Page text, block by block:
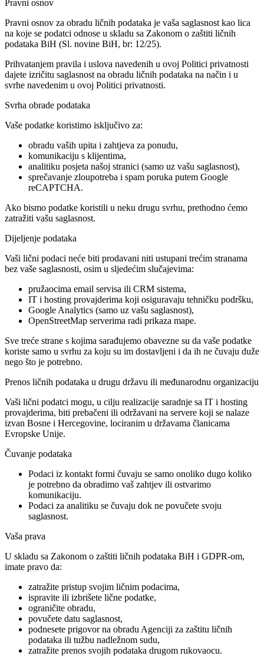
Pravni osnov
Pravni osnov za obradu ličnih podataka je vaša saglasnost kao lica
na koje se podatci odnose u skladu sa Zakonom o zaštiti ličnih
podataka BiH (Sl. novine BiH, br: 12/25).
Prihvatanjem pravila i uslova navedenih u ovoj Politici privatnosti
dajete izričitu saglasnost na obradu ličnih podataka na način i u
svrhe navedenim u ovoj Politici privatnosti.
Svrha obrade podataka
Vaše podatke koristimo isključivo za:
obradu vaših upita i zahtjeva za ponudu,
komunikaciju s klijentima,
analitiku posjeta našoj stranici (samo uz vašu saglasnost),
sprečavanje zloupotreba i spam poruka putem Google
reCAPTCHA.
Ako bismo podatke koristili u neku drugu svrhu, prethodno ćemo
zatražiti vašu saglasnost.
Dijeljenje podataka
Vaši lični podaci neće biti prodavani niti ustupani trećim stranama
bez vaše saglasnosti, osim u sljedećim slučajevima:
pružaocima email servisa ili CRM sistema,
IT i hosting provajderima koji osiguravaju tehničku podršku,
Google Analytics (samo uz vašu saglasnost),
OpenStreetMap serverima radi prikaza mape.
Sve treće strane s kojima sarađujemo obavezne su da vaše podatke
koriste samo u svrhu za koju su im dostavljeni i da ih ne čuvaju duže
nego što je potrebno.
Prenos ličnih podataka u drugu državu ili međunarodnu organizaciju
Vaši lični podatci mogu, u cilju realizacije saradnje sa IT i hosting
provajderima, biti prebačeni ili održavani na servere koji se nalaze
izvan Bosne i Hercegovine, lociranim u državama članicama
Evropske Unije.
Čuvanje podataka
Podaci iz kontakt formi čuvaju se samo onoliko dugo koliko
je potrebno da obradimo vaš zahtjev ili ostvarimo
komunikaciju.
Podaci za analitiku se čuvaju dok ne povučete svoju
saglasnost.
Vaša prava
U skladu sa Zakonom o zaštiti ličnih podataka BiH i GDPR-om,
imate pravo da:
zatražite pristup svojim ličnim podacima,
ispravite ili izbrišete lične podatke,
ograničite obradu,
povučete datu saglasnost,
podnesete prigovor na obradu Agenciji za zaštitu ličnih
podataka ili tužbu nadležnom sudu,
zatražite prenos svojih podataka drugom rukovaocu.